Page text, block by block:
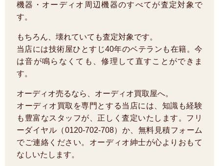
機器・オーディオ周辺機器のすべてが査定対象で
す。
もちろん、壊れていても査定対象です。
当店には技術屋ひとすじ40年のベテランも在籍。今
は音が鳴らなくても、修理して直すことができま
す。
オーディオ売るなら、オーディオ買取屋へ。
オーディオ買取を専門とする当店には、知識も経験
も豊富なスタッフが、正しく査定いたします。フリ
ーダイヤル（0120-702-708）か、無料見積フォーム
でご連絡ください。オーディオ紳士が心よりおもて
なしいたします。